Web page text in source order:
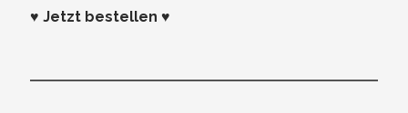
♥ Jetzt bestellen ♥